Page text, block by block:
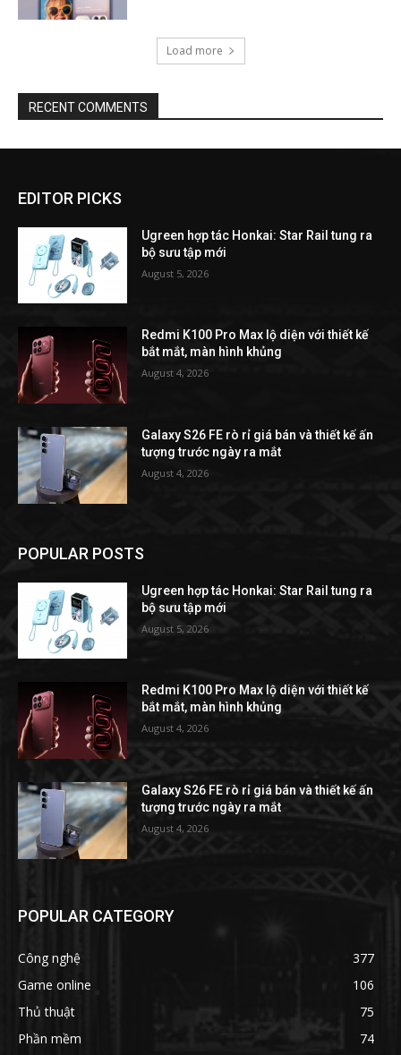
Load more
RECENT COMMENTS
EDITOR PICKS
Ugreen hợp tác Honkai: Star Rail tung ra
bộ sưu tập mới
August 5, 2026
Redmi K100 Pro Max lộ diện với thiết kế
bắt mắt, màn hình khủng
August 4, 2026
Galaxy S26 FE rò rỉ giá bán và thiết kế ấn
tượng trước ngày ra mắt
August 4, 2026
POPULAR POSTS
Ugreen hợp tác Honkai: Star Rail tung ra
bộ sưu tập mới
August 5, 2026
Redmi K100 Pro Max lộ diện với thiết kế
bắt mắt, màn hình khủng
August 4, 2026
Galaxy S26 FE rò rỉ giá bán và thiết kế ấn
tượng trước ngày ra mắt
August 4, 2026
POPULAR CATEGORY
Công nghệ
377
Game online
106
Thủ thuật
75
Phần mềm
74